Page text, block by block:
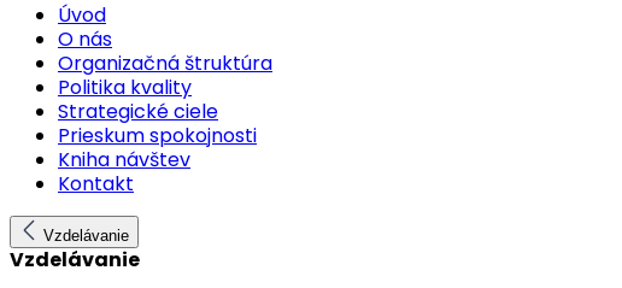
Úvod
O nás
Organizačná štruktúra
Politika kvality
Strategické ciele
Prieskum spokojnosti
Kniha návštev
Kontakt
Vzdelávanie
Vzdelávanie